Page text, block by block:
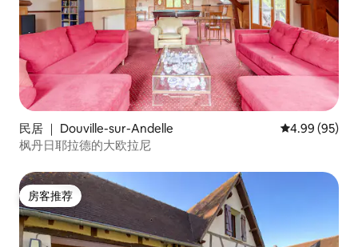
民居 ｜ Douville-sur-Andelle 平均评分 4.99
4.99 (95)
枫丹日耶拉德的大欧拉尼
房客推荐
房客推荐